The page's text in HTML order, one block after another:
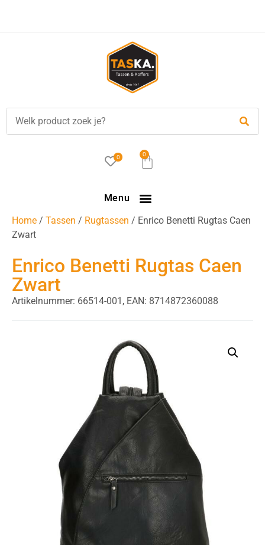
0 0
Menu
Home / Tassen / Rugtassen / Enrico Benetti Rugtas Caen
Zwart
Enrico Benetti Rugtas Caen
Zwart
Artikelnummer: 66514-001, EAN: 8714872360088